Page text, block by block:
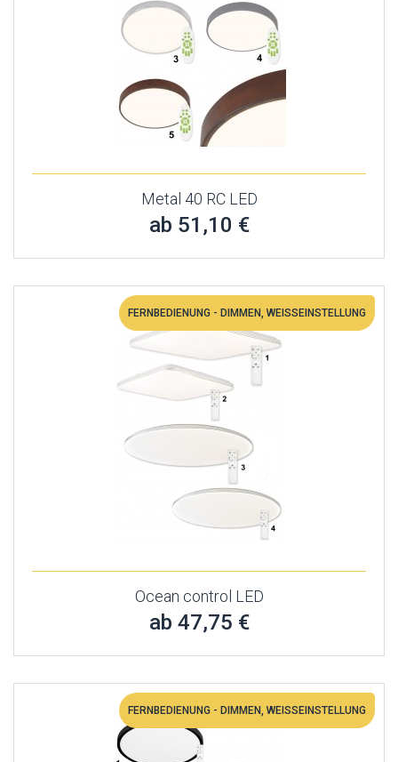
Metal 40 RC LED
ab 51,10 €
FERNBEDIENUNG - DIMMEN, WEISSEINSTELLUNG
Ocean control LED
ab 47,75 €
FERNBEDIENUNG - DIMMEN, WEISSEINSTELLUNG